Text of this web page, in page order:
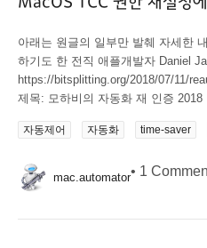
아래는 원글의 일부만 발췌 자세한
하기도 한 전직 애플개발자 Daniel
https://bitsplitting.org/2018/07/11/
제목: 모하비의 자동화 재 인증
제어가 크게 향상되었습니다. Mac
점의 자동화는 한 응용 프로그램에
통신으로 볼 수 있습니다. 이러한 자
자동제어 자동화 time-saver
mac.automator• 1